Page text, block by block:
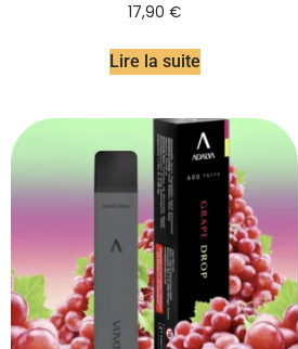
17,90 €
Lire la suite